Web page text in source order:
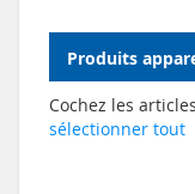
Produits
Cochez les
sélectionner tout